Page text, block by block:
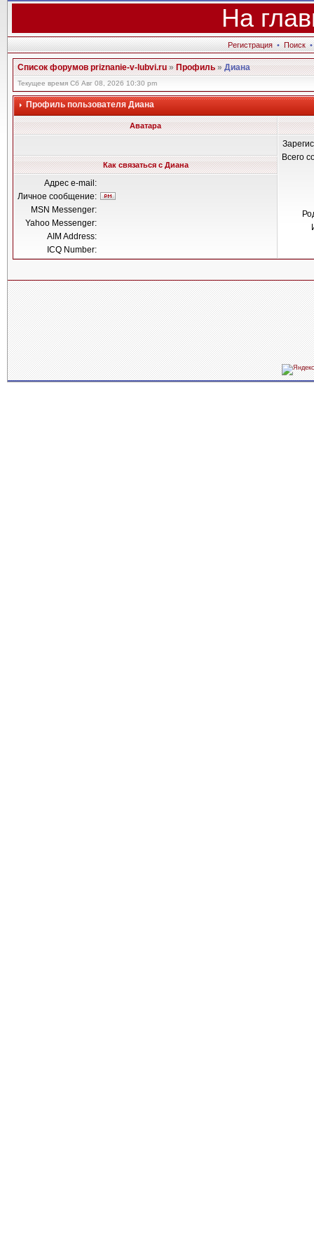
На
Регистрация • Поиск •
Список форумов priznanie-v-lubvi.ru»Профиль»Диана
Текущее время Сб Авг 08, 2026 10:30 pm
Профиль пользователя Диана
Аватара
Всего
Как связаться с Диана
Адрес e-mail:
Личное сообщение:
MSN Messenger:
Yahoo Messenger:
AIM Address:
ICQ Number: